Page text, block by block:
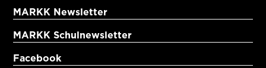
MARKK Newsletter
MARKK Schulnewsletter
Facebook